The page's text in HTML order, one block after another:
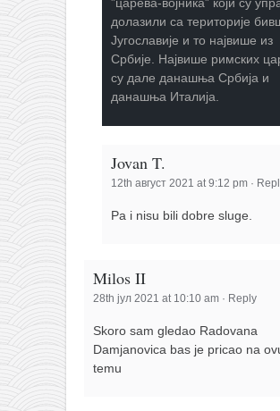
”царева-војника” који су
долазили са територије
Југославије и то највише из
Србије. Највише римских
су дале данашња Србија и
данашња Италија.
Jovan T.
12th август 2021 at 9:12 pm ·
Pa i nisu bili dobre sluge.
Milos II
28th јул 2021 at 10:10 am · Reply
Skoro sam gledao Radovana
Damjanovica bas je pricao na
temu